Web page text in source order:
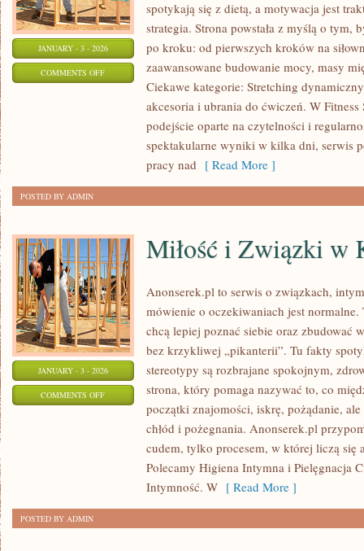
JANUARY - 3 - 2026
COMMENTS OFFON
MEDYTACJA
spotykają się z dietą, a motywacja jest
strategia. Strona powstała z myślą o
po kroku: od pierwszych kroków na
zaawansowane budowanie mocy, masy
Ciekawe kategorie: Stretching
akcesoria i ubrania do ćwiczeń. W Fitness
podejście oparte na czytelności i
spektakularne wyniki w kilka dni, serwis
pracy nad [ Read More ]
POSTED BY ADMIN
JANUARY - 3 - 2026
COMMENTS OFFON
Miłość i Związki w
Anonserek.pl to serwis o związkach,
mówienie o oczekiwaniach jest normalne.
chcą lepiej poznać siebie oraz zbudować
bez krzykliwej „pikanterii”. Tu fakty
stereotypy są rozbrajane spokojnym,
strona, który pomaga nazywać to, co
początki znajomości, iskrę, pożądanie,
chłód i pożegnania. Anonserek.pl
cudem, tylko procesem, w której liczą się
Polecamy Higiena Intymna i Pielęgnacja
Intymność. W [ Read More ]
POSTED BY ADMIN